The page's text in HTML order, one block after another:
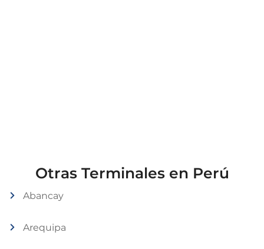
Otras Terminales en Perú
Abancay
Arequipa